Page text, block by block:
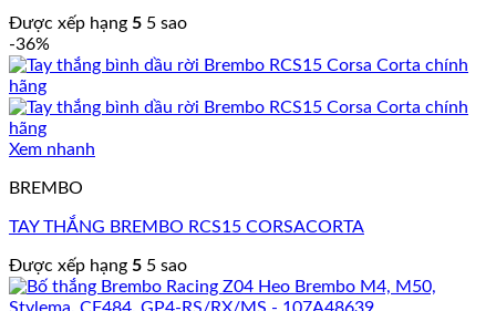
Được xếp hạng 5 5 sao
-36%
Xem nhanh
BREMBO
TAY THẮNG BREMBO RCS15 CORSACORTA
Được xếp hạng 5 5 sao